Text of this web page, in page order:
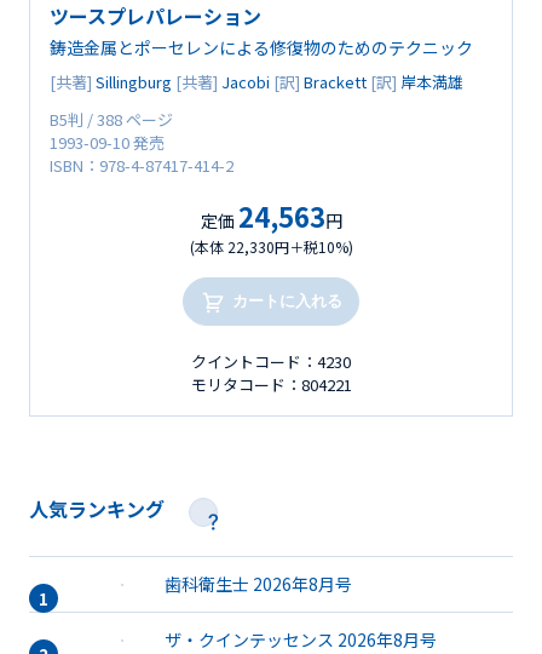
ツースプレパレーション
鋳造金属とポーセレンによる修復物のためのテクニック
[共著] Sillingburg [共著] Jacobi [訳] Brackett [訳] 岸本満雄
B5判 / 388 ページ
1993-09-10 発売
ISBN：978-4-87417-414-2
定価 24,563円
(本体 22,330円＋税10%)
カートに入れる
クイントコード：4230
モリタコード：804221
人気ランキング
歯科衛生士 2026年8月号
ザ・クインテッセンス 2026年8月号